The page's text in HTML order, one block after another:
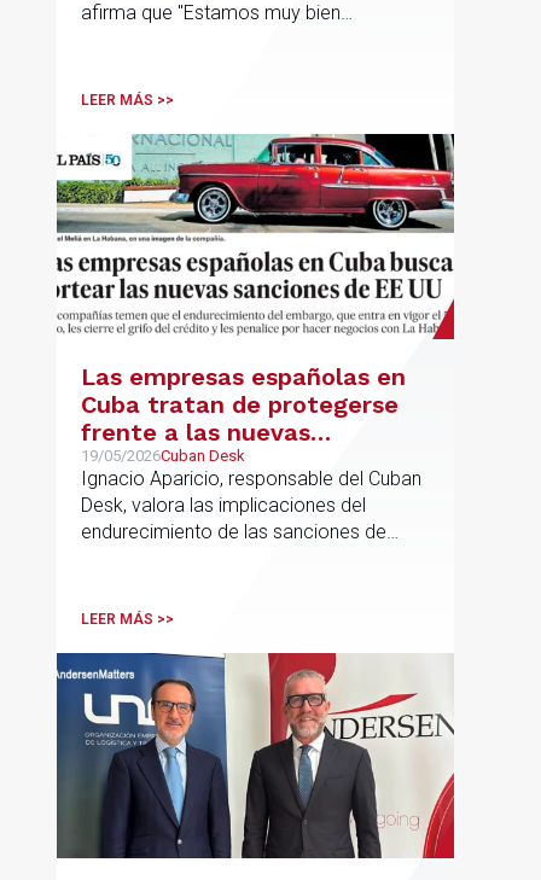
afirma que "Estamos muy bien
tenemos y ese es el modelo que vamos
LEER MÁS >>
Las empresas españolas en
Cuba tratan de protegerse
frente a las nuevas
sanciones millonarias que
prepara Estados Unidos
19/05/2026Cuban Desk
Ignacio Aparicio, responsable del Cuban
Desk, valora las implicaciones del
endurecimiento de las sanciones de
LEER MÁS >>